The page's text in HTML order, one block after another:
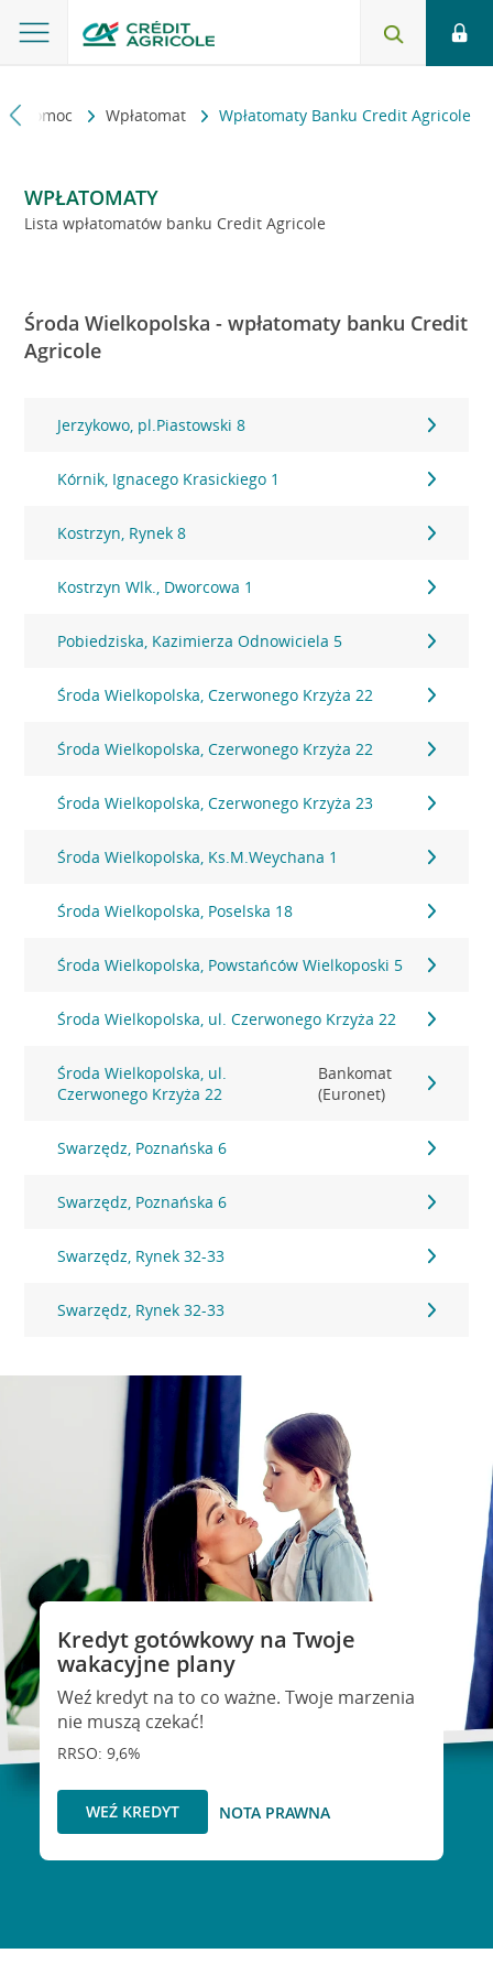
i pomoc Wpłatomat Wpłatomaty Banku Credit Agricole
WPŁATOMATY
Lista wpłatomatów banku Credit Agricole
Środa Wielkopolska - wpłatomaty banku Credit
Agricole
Jerzykowo, pl.Piastowski 8
Kórnik, Ignacego Krasickiego 1
Kostrzyn, Rynek 8
Kostrzyn Wlk., Dworcowa 1
Pobiedziska, Kazimierza Odnowiciela 5
Środa Wielkopolska, Czerwonego Krzyża 22
Środa Wielkopolska, Czerwonego Krzyża 22
Środa Wielkopolska, Czerwonego Krzyża 23
Środa Wielkopolska, Ks.M.Weychana 1
Środa Wielkopolska, Poselska 18
Środa Wielkopolska, Powstańców Wielkoposki 5
Środa Wielkopolska, ul. Czerwonego Krzyża 22
Środa Wielkopolska, ul.
Czerwonego Krzyża 22
Bankomat
(Euronet)
Swarzędz, Poznańska 6
Swarzędz, Poznańska 6
Swarzędz, Rynek 32-33
Swarzędz, Rynek 32-33
Kredyt gotówkowy na Twoje
wakacyjne plany
Weź kredyt na to co ważne. Twoje marzenia
nie muszą czekać!
RRSO: 9,6%
WEŹ KREDYT NOTA PRAWNA